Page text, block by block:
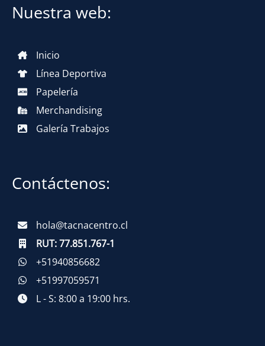
Nuestra web:
Inicio
Línea Deportiva
Papelería
Merchandising
Galería Trabajos
Contáctenos:
hola@tacnacentro.cl
RUT:77.851.767-1
+51940856682
+51997059571
L - S: 8:00 a 19:00 hrs.